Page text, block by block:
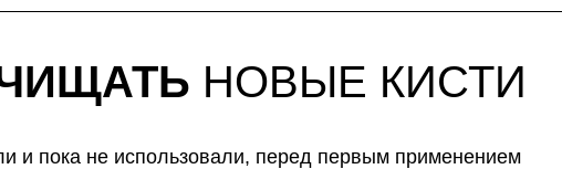
НОВЫЕ КИСТИ
и пока не использовали, перед первым применением